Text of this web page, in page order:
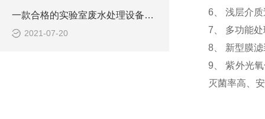
一款合格的实验室废水处理设备有哪些性能要求和组成结构？
2021-07-20
6、 浅层介
7、 多功能
8、 新型膜
9、 紫外光
灭菌率高、